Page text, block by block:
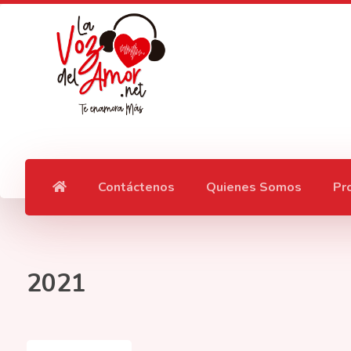
Contáctenos Quienes Somos
2021